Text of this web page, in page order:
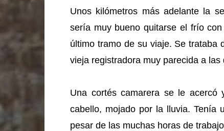
Unos kilómetros más adelante la
sería muy bueno quitarse el frío
último tramo de su viaje. Se trataba
vieja registradora muy parecida a
Una cortés camarera se le
cabello, mojado por la lluvia. Tenía
pesar de las muchas horas de